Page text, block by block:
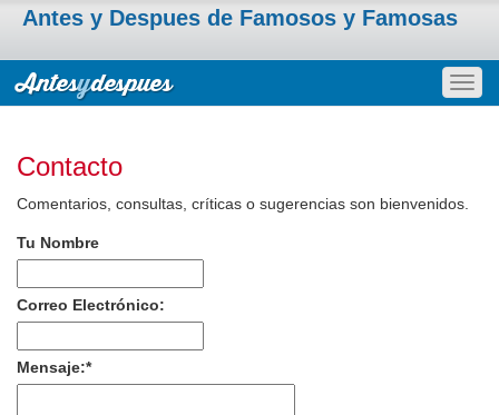
Antes y Despues de Famosos y Famosas
Contacto
Comentarios, consultas, críticas o sugerencias son bienvenidos.
Tu Nombre
Correo Electrónico:
Mensaje:*